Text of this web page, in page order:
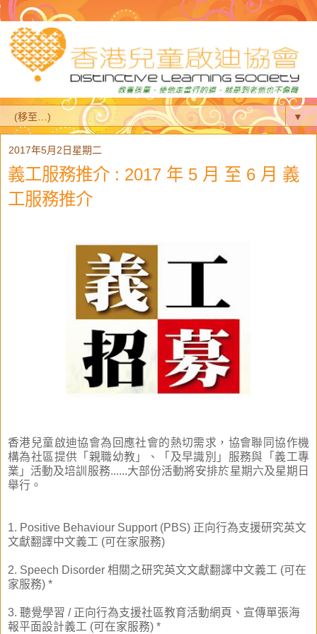
▼
2017年5月2日星期二
義工服務推介 : 2017 年 5 月 至 6 月 義
工服務推介
香港兒童啟迪協會為回應社會的熱切需求，協會聯同協作機
構為社區提供「親職幼教」、「及早識別」服務與「義工專
業」活動及培訓服務......大部份活動將安排於星期六及星期日
舉行。
1. Positive Behaviour Support (PBS) 正向行為支援研究英文
文獻翻譯中文義工 (可在家服務)
2. Speech Disorder 相關之研究英文文獻翻譯中文義工 (可在
家服務) *
3. 聽覺學習 / 正向行為支援社區教育活動網頁、宣傳單張海
報平面設計義工 (可在家服務) *